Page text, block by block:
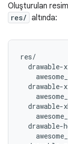
Oluşturulan
res/ altında:
res/
drawable-
drawable-
drawable-
drawable-